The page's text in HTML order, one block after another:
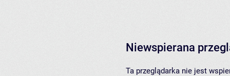
Niewspierana
Ta przeglądarka nie jest